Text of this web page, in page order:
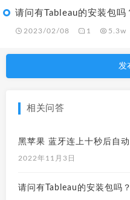
请问有Tableau的安装包吗
2023/02/08 1 5.3w
发
相关问答
黑苹果 蓝牙连上十秒后自
2022年11月3日
请问有Tableau的安装包吗？